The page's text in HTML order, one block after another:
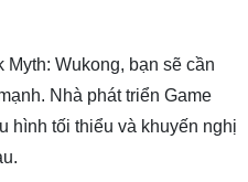
Wukong, bạn sẽ cần
Nhà phát triển Game
hình tối thiểu và khuyến nghị